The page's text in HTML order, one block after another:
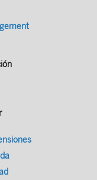
peor que lo anterior es
a tus ahorros, es
antes de que
pública que
para llevar el estilo
caso de que fueras
para afrontar los
dependencia que
parte del coste
La regla del 4%
regla general de